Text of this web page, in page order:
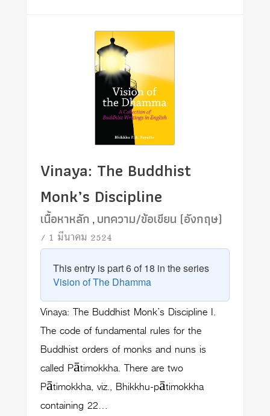
Vinaya: The Buddhist
Monk’s Discipline
เนื้อหาหลัก , บทความ/ข้อเขียน (อังกฤษ)
/ 1 มีนาคม 2524
This entry is part 6 of 18 in the series
Vision of The Dhamma
Vinaya: The Buddhist Monk’s Discipline I.
The code of fundamental rules for the
Buddhist orders of monks and nuns is
called Pātimokkha. There are two
Pātimokkha, viz., Bhikkhu-pātimokkha
containing 22…